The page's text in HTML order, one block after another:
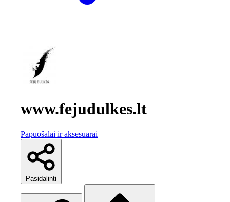
www.fejudulkes.lt
Papuošalai ir aksesuarai
Pasidalinti